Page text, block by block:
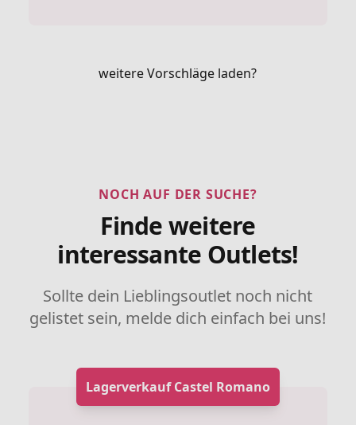
weitere Vorschläge laden?
NOCH AUF DER SUCHE?
Finde weitere
interessante Outlets!
Sollte dein Lieblingsoutlet noch nicht
gelistet sein, melde dich einfach bei uns!
Lagerverkauf Castel Romano